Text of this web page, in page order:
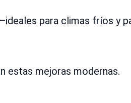
para climas fríos y
estas mejoras modernas.